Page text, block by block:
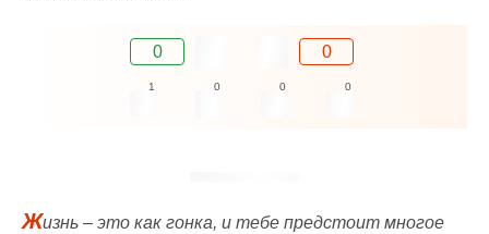
0 0
1 0 0 0
Жизнь – это как гонка, и тебе предстоит многое